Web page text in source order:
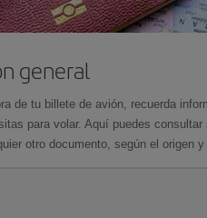
general
de tu billete de avión, recuerda
para volar. Aquí puedes
otro documento, según el origen